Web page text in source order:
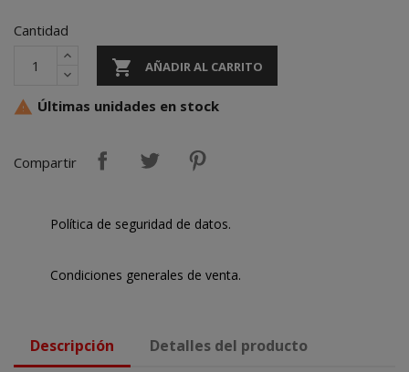
Cantidad
 AÑADIR AL CARRITO
 Últimas unidades en stock
Compartir
Política de seguridad de datos.
Condiciones generales de venta.
Descripción Detalles del producto